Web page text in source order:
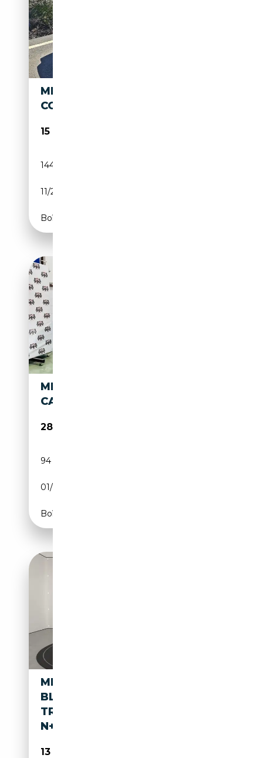
MERCEDES-BENZ E 250
COUPÉ 250CDI 7G PLUS (4.75)
15 490€
144 332 km
11/2013
Boîte automatique
MERCEDES-BENZ E 250
CABRIO AUT.
28 490€
94 092 km
01/2016
Boîte automatique
MERCEDES-BENZ E 250
BLUEEF.+7G-
TRONIC+AVANTGARDE+XENO
N+NAVI+
13 490€